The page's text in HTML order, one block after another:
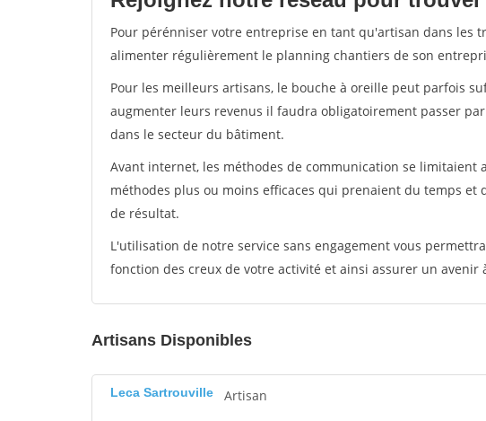
Pour pérénniser votre entreprise en tant qu'artisan dans les
alimenter régulièrement le planning chantiers de son
Pour les meilleurs artisans, le bouche à oreille peut parfois
augmenter leurs revenus il faudra obligatoirement passer
dans le secteur du bâtiment.
Avant internet, les méthodes de communication se limitaient
méthodes plus ou moins efficaces qui prenaient du temps et
de résultat.
L'utilisation de notre service sans engagement vous
fonction des creux de votre activité et ainsi assurer un avenir
Artisans Disponibles
Leca Sartrouville Artisan